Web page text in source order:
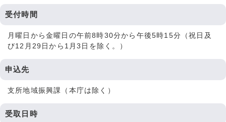
受付時間
月曜日から金曜日の午前8時30分から午後5時15分（祝日及
び12月29日から1月3日を除く。）
申込先
支所地域振興課（本庁は除く）
受取日時